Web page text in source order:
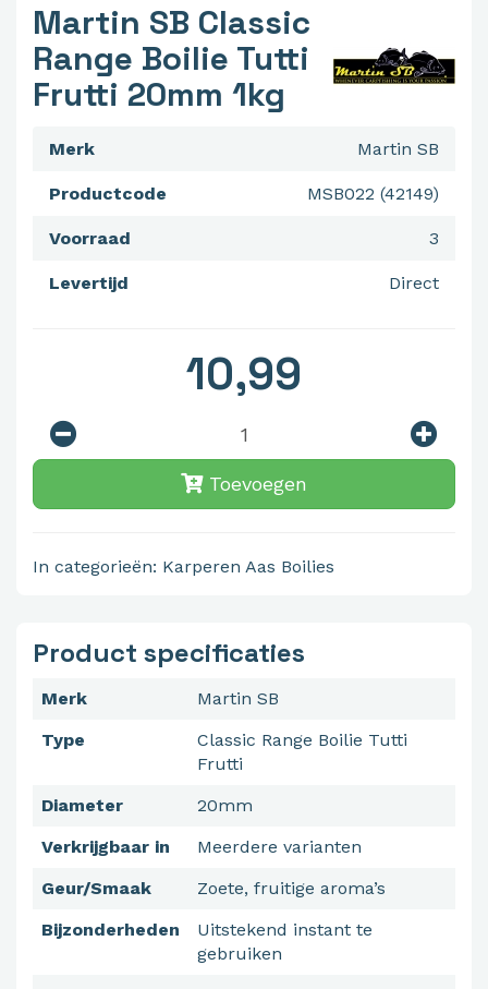
Martin SB Classic
Range Boilie Tutti
Frutti 20mm 1kg
Martin SB
Merk
MSB022 (42149)
Productcode
3
Voorraad
Direct
Levertijd
10,99
Toevoegen
In categorieën: Karperen Aas Boilies
Product specificaties
Merk
Martin SB
Type
Classic Range Boilie Tutti
Frutti
Diameter
20mm
Verkrijgbaar in
Meerdere varianten
Geur/Smaak
Zoete, fruitige aroma’s
Bijzonderheden
Uitstekend instant te
gebruiken